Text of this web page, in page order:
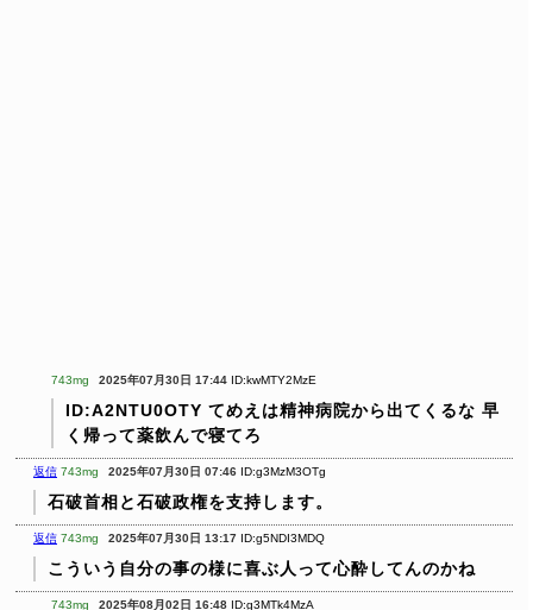
743mg 2025年07月30日 17:44 ID:kwMTY2MzE
ID:A2NTU0OTY てめえは精神病院から出てくるな 早
く帰って薬飲んで寝てろ
返信 743mg 2025年07月30日 07:46 ID:g3MzM3OTg
石破首相と石破政権を支持します。
返信 743mg 2025年07月30日 13:17 ID:g5NDI3MDQ
こういう自分の事の様に喜ぶ人って心酔してんのかね
743mg 2025年08月02日 16:48 ID:g3MTk4MzA